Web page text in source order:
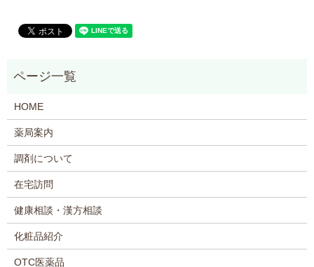
HOME
薬局案内
調剤について
在宅訪問
健康相談・漢方相談
化粧品紹介
OTC医薬品